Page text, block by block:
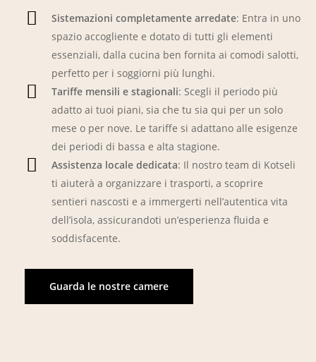
Sistemazioni completamente arredate: Entra in uno
spazio accogliente e dotato di tutti gli elementi
essenziali, dalla cucina ben fornita ai comodi salotti,
perfetto per i soggiorni più lunghi.
Tariffe mensili e stagionali: Scegli il periodo più
adatto ai tuoi piani, sia che tu sia qui per un solo
mese o per nove. Le tariffe si adattano alle esigenze
dei periodi di bassa e alta stagione.
Assistenza locale dedicata: Il nostro team di Kotseli
ti aiuterà a organizzare i trasporti, a scoprire
sentieri nascosti e a immergerti nell’autentica vita
dell’isola, assicurandoti un’esperienza fluida e
soddisfacente.
Guarda le nostre camere